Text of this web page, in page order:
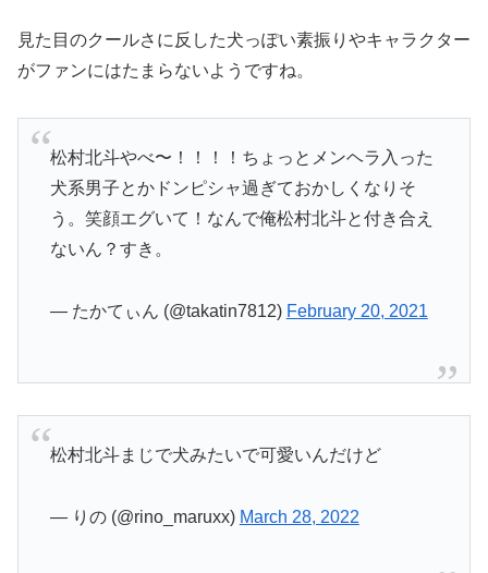
見た目のクールさに反した犬っぽい素振りやキャラクター
がファンにはたまらないようですね。
松村北斗やべ〜！！！！ちょっとメンヘラ入った
犬系男子とかドンピシャ過ぎておかしくなりそ
う。笑顔エグいて！なんで俺松村北斗と付き合え
ないん？すき。
— たかてぃん (@takatin7812) February 20, 2021
松村北斗まじで犬みたいで可愛いんだけど
— りの (@rino_maruxx) March 28, 2022